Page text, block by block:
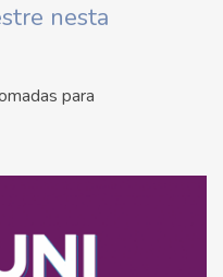
nesta
para